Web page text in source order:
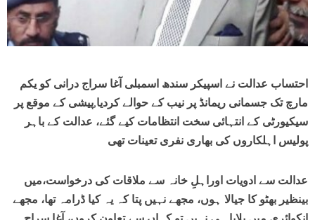
احتساب عدالت نے اسپیکر سندھ اسمبلی آغا سراج درانی کو یکم
مارچ تک جسمانی ریمانڈ پر نیب کے حوالے کردیا,پیشی کے موقع پر
سیکیورٹی کے انتہائی سخت انتظامات کیے گئے، عدالت کے باہر
پولیس اہلکاروں کی بھاری نفری تعینات تھی
عدالت سے ادویات اوراہلِ خانہ سے ملاقات کی درخواست،میں
بینظیر بھٹو کا جیالا ہوں، مجھے نہیں پتا کہ یہ کیا ڈرامہ تھا، مجھے